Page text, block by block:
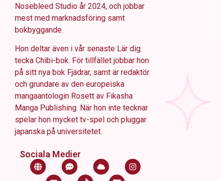
Nosebleed Studio år 2024, och jobbar
mest med marknadsföring samt
bokbyggande.
Hon deltar även i vår senaste Lär dig
tecka Chibi-bok. För tillfället jobbar hon
på sitt nya bok Fjädrar, samt är redaktör
och grundare av den europeiska
mangaantologin Rosett av Fikasha
Manga Publishing. När hon inte tecknar
spelar hon mycket tv-spel och pluggar
japanska på universitetet.
Sociala Medier